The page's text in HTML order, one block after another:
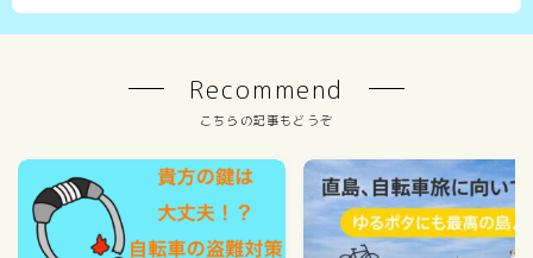
Recommend
こちらの記事もどうぞ